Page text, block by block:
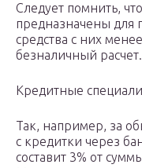
Следует помнить,
предназначены для
средства с них
безналичный расчет.
Кредитные
Так, например, за
с кредитки через
составит 3% от